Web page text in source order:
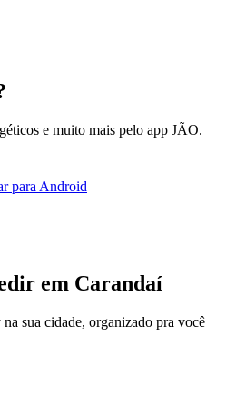
e muito mais pelo app JÃO.
para Android
em Carandaí
sua cidade, organizado pra você